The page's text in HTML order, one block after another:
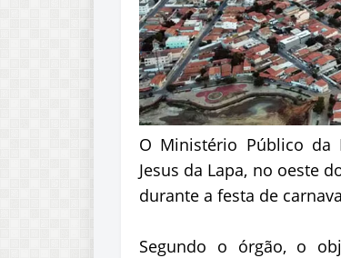
O Ministério Público da
Jesus da Lapa, no oeste
durante a festa de
Segundo o órgão, o